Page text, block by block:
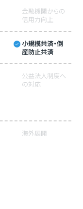
金融機関からの
信用力向上
小規模共済・倒
産防止共済
公益法人制度へ
の対応
海外展開